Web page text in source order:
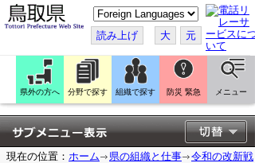
こ
の
ペ
ー
ジ
翻
訳
す
る
読み上げ 大 元
県外の方へ 分野で探す 組織で探す 防災 緊急 メニュー
現在の位置： ホーム 県の組織と仕事
令和の改新戦